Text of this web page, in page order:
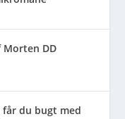
Morten DD
får du bugt med